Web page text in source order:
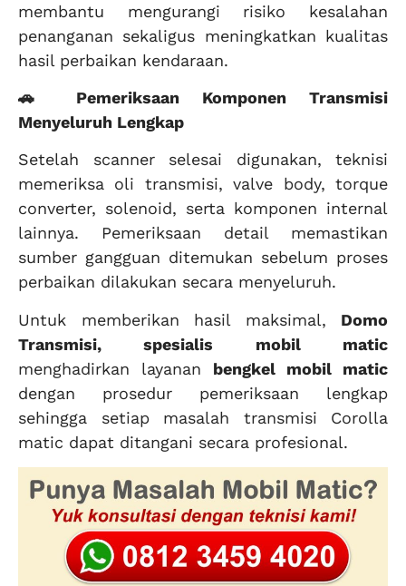
membantu mengurangi risiko kesalahan
penanganan sekaligus meningkatkan kualitas
hasil perbaikan kendaraan.
🚗 Pemeriksaan Komponen Transmisi
Menyeluruh Lengkap
Setelah scanner selesai digunakan, teknisi
memeriksa oli transmisi, valve body, torque
converter, solenoid, serta komponen internal
lainnya. Pemeriksaan detail memastikan
sumber gangguan ditemukan sebelum proses
perbaikan dilakukan secara menyeluruh.
Untuk memberikan hasil maksimal, Domo
Transmisi, spesialis mobil matic
menghadirkan layanan bengkel mobil matic
dengan prosedur pemeriksaan lengkap
sehingga setiap masalah transmisi Corolla
matic dapat ditangani secara profesional.